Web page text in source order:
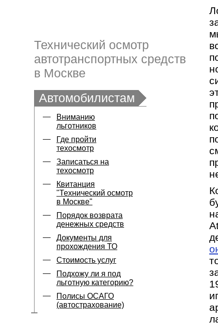
Технический осмотр
автотранспортных средств
в Москве
Автомобилистам
Вниманию
льготников
Где пройти
техосмотр
Записаться на
техосмотр
Квитанция
"Технический осмотр
в Москве"
Порядок возврата
денежных средств
Документы для
прохождения ТО
Стоимость услуг
Подхожу ли я под
льготную категорию?
Полисы ОСАГО
(автострахование)